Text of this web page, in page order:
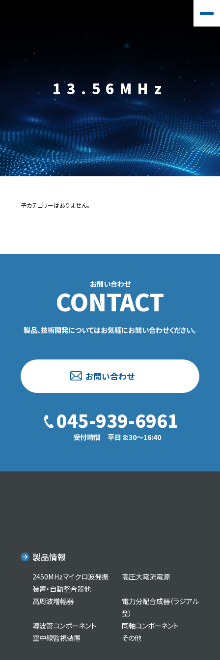
13.56MHz
子カテゴリーはありません。
お問い合わせ
CONTACT
製品、技術開発についてはお気軽にお問い合わせください。
お問い合わせ
045-939-6961
受付時間 平日 8:30〜16:40
製品情報
2450MHzマイクロ波発振
装置・自動整合器他
高圧大電流電源
高周波増幅器
電力分配合成器（ラジアル
型）
導波管コンポーネント
同軸コンポーネント
空中線監視装置
その他